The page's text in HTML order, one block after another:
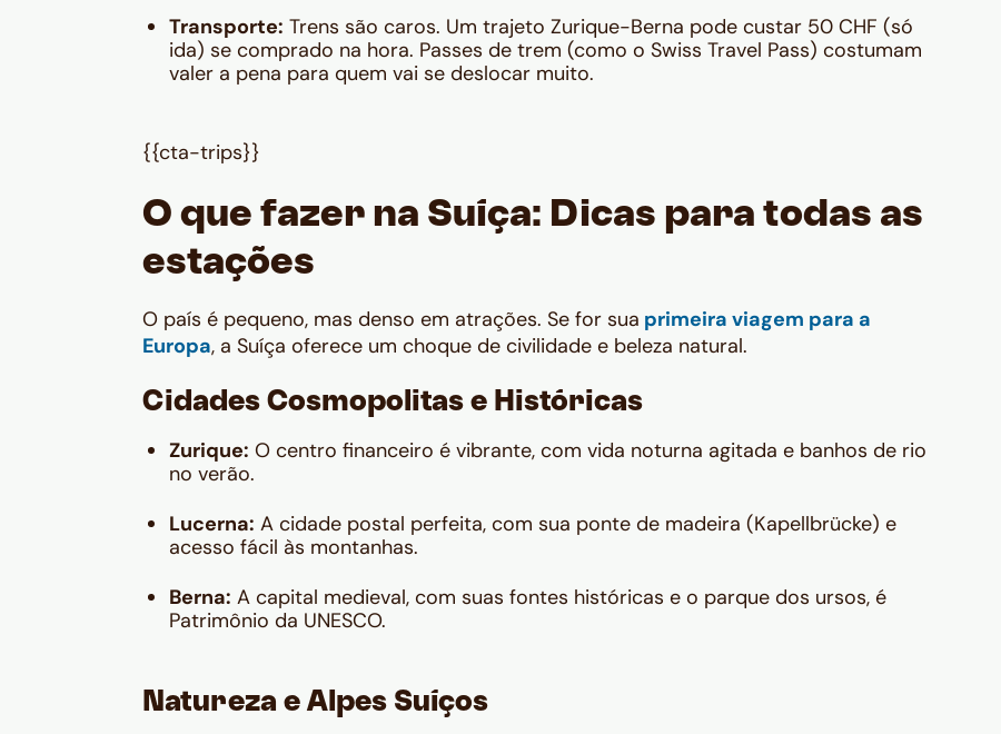
Transporte: Trens são caros. Um trajeto Zurique-Berna pode custar 50 CHF (só
ida) se comprado na hora. Passes de trem (como o Swiss Travel Pass) costumam
valer a pena para quem vai se deslocar muito.
{{cta-trips}}
O que fazer na Suíça: Dicas para todas as
estações
O país é pequeno, mas denso em atrações. Se for sua primeira viagem para a
Europa, a Suíça oferece um choque de civilidade e beleza natural.
Cidades Cosmopolitas e Históricas
Zurique: O centro financeiro é vibrante, com vida noturna agitada e banhos de rio
no verão.
Lucerna: A cidade postal perfeita, com sua ponte de madeira (Kapellbrücke) e
acesso fácil às montanhas.
Berna: A capital medieval, com suas fontes históricas e o parque dos ursos, é
Patrimônio da UNESCO.
Natureza e Alpes Suíços